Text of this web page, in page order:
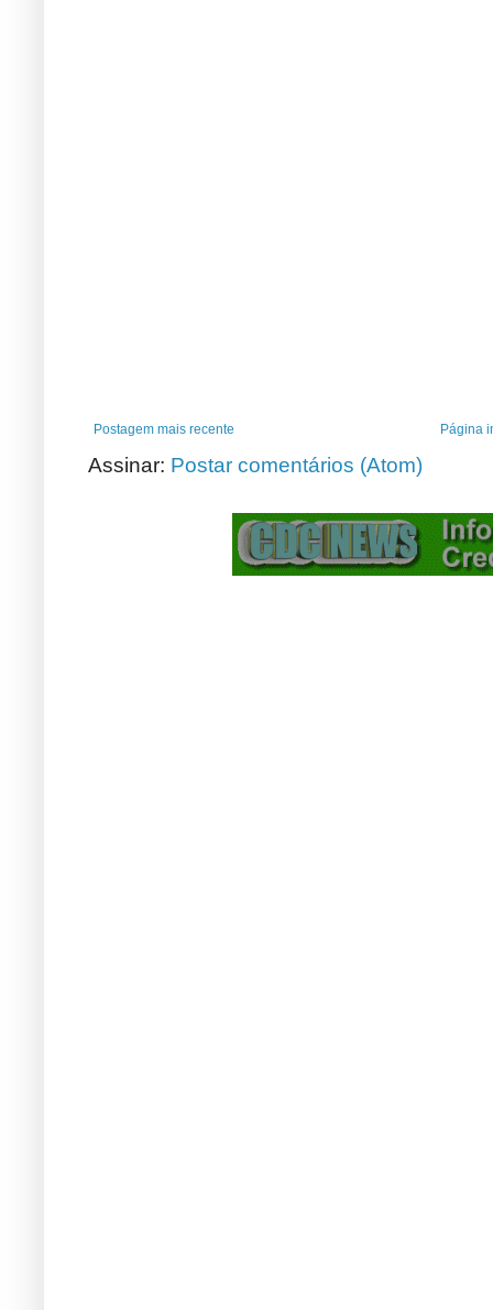
Postagem mais recente Página
Assinar: Postar comentários (Atom)